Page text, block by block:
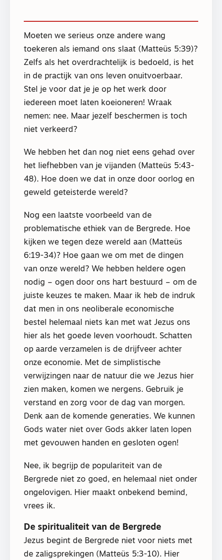
Moeten we serieus onze andere wang
toekeren als iemand ons slaat (Matteüs 5:39)?
Zelfs als het overdrachtelijk is bedoeld, is het
in de practijk van ons leven onuitvoerbaar.
Stel je voor dat je je op het werk door
iedereen moet laten koeioneren! Wraak
nemen: nee. Maar jezelf beschermen is toch
niet verkeerd?
We hebben het dan nog niet eens gehad over
het liefhebben van je vijanden (Matteüs 5:43-
48). Hoe doen we dat in onze door oorlog en
geweld geteisterde wereld?
Nog een laatste voorbeeld van de
problematische ethiek van de Bergrede. Hoe
kijken we tegen deze wereld aan (Matteüs
6:19-34)? Hoe gaan we om met de dingen
van onze wereld? We hebben heldere ogen
nodig – ogen door ons hart bestuurd – om de
juiste keuzes te maken. Maar ik heb de indruk
dat men in ons neoliberale economische
bestel helemaal niets kan met wat Jezus ons
hier als het goede leven voorhoudt. Schatten
op aarde verzamelen is de drijfveer achter
onze economie. Met de simplistische
verwijzingen naar de natuur die we Jezus hier
zien maken, komen we nergens. Gebruik je
verstand en zorg voor de dag van morgen.
Denk aan de komende generaties. We kunnen
Gods water niet over Gods akker laten lopen
met gevouwen handen en gesloten ogen!
Nee, ik begrijp de populariteit van de
Bergrede niet zo goed, en helemaal niet onder
ongelovigen. Hier maakt onbekend bemind,
vrees ik.
De spiritualiteit van de Bergrede
Jezus begint de Bergrede niet voor niets met
de zaligsprekingen (Matteüs 5:3-10). Hier